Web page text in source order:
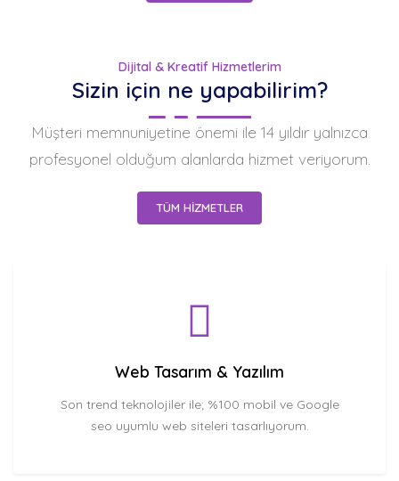
Dijital & Kreatif Hizmetlerim
Sizin için ne yapabilirim?
Müşteri memnuniyetine önemi ile 14 yıldır yalnızca
profesyonel olduğum alanlarda hizmet veriyorum.
TÜM HİZMETLER
Web Tasarım & Yazılım
Son trend teknolojiler ile; %100 mobil ve Google
seo uyumlu web siteleri tasarlıyorum.